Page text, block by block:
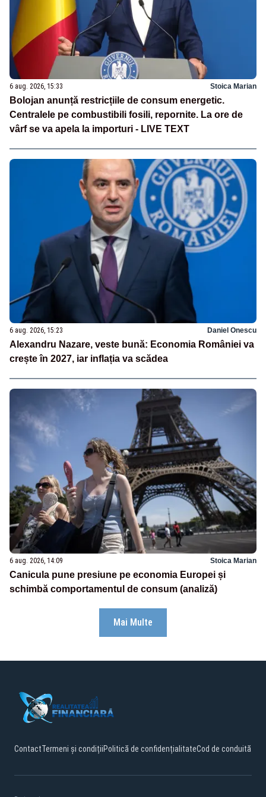
6 aug. 2026, 15:33 Stoica Marian
Bolojan anunță restricțiile de consum energetic.
Centralele pe combustibili fosili, repornite. La ore de
vârf se va apela la importuri - LIVE TEXT
6 aug. 2026, 15:23 Daniel Onescu
Alexandru Nazare, veste bună: Economia României va
crește în 2027, iar inflația va scădea
6 aug. 2026, 14:09 Stoica Marian
Canicula pune presiune pe economia Europei și
schimbă comportamentul de consum (analiză)
Mai Multe
ContactTermeni și condițiiPolitică de confidențialitateCod de conduită